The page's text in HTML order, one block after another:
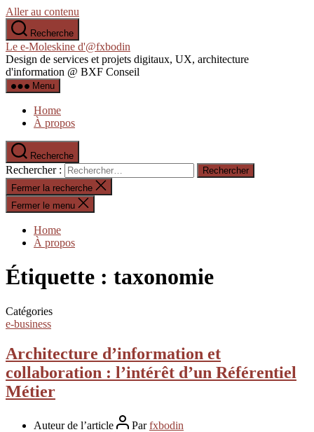
Aller au contenu
Recherche
Le e-Moleskine d'@fxbodin
Design de services et projets digitaux, UX, architecture
d'information @ BXF Conseil
Menu
Home
À propos
Recherche
Rechercher :
Fermer la recherche
Fermer le menu
Home
À propos
Étiquette : taxonomie
Catégories
e-business
Architecture d’information et
collaboration : l’intérêt d’un Référentiel
Métier
Auteur de l’article Parfxbodin